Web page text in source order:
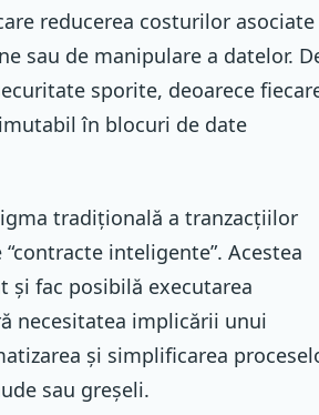
reducerea costurilor asociate
sau de manipulare a datelor.
sporite, deoarece
în blocuri de date
tradițională a tranzacțiilor
inteligente”. Acestea
și fac posibilă executarea
necesitatea implicării unui
și simplificarea
sau greșeli.